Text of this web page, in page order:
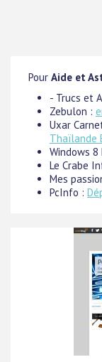
Pour Aide et
- Trucs et
Zebulon :
Uxar
Thaïlande
Windows 8
Le Crabe
Mes
PcInfo :